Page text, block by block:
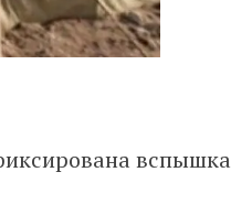
вспышка